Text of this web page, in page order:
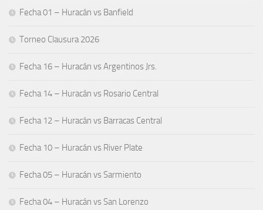
Fecha 01 – Huracán vs Banfield
Torneo Clausura 2026
Fecha 16 – Huracán vs Argentinos Jrs.
Fecha 14 – Huracán vs Rosario Central
Fecha 12 – Huracán vs Barracas Central
Fecha 10 – Huracán vs River Plate
Fecha 05 – Huracán vs Sarmiento
Fecha 04 – Huracán vs San Lorenzo